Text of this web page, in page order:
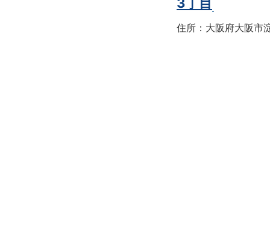
住所：大阪府大阪市